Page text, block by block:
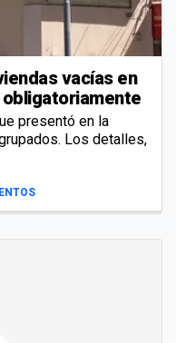
vacías en
presentó en la
Los detalles,